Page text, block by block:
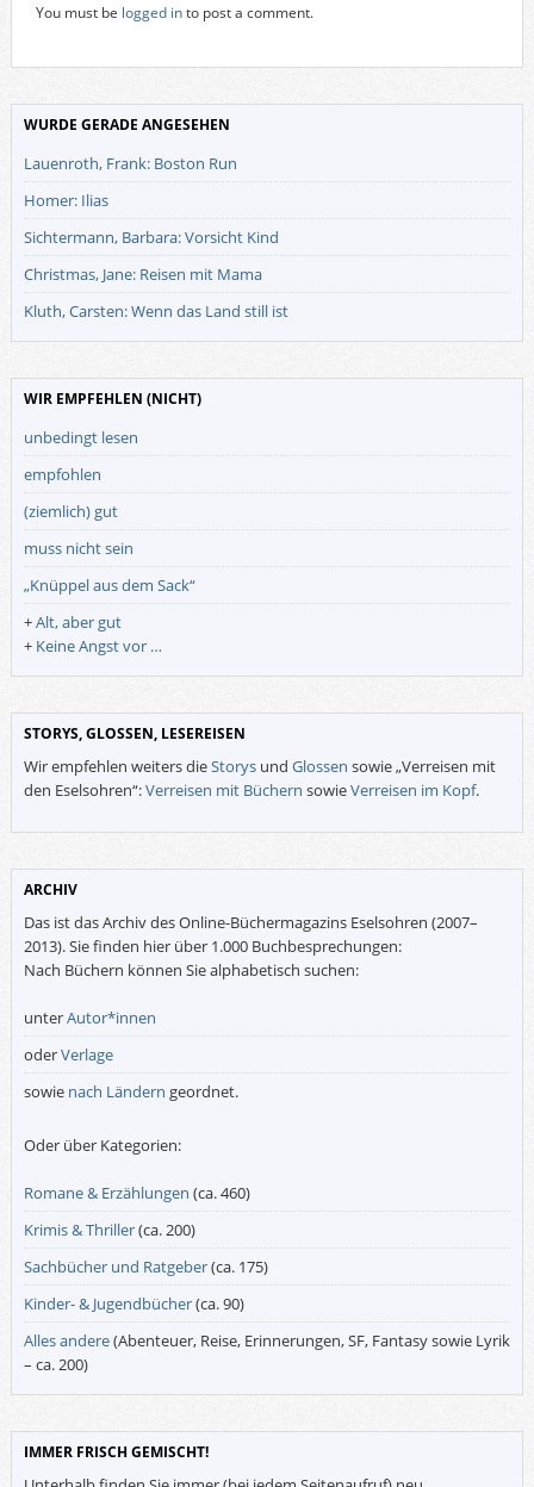
You must be logged into post a comment.
WURDE GERADE ANGESEHEN
Lauenroth, Frank: Boston Run
Homer: Ilias
Sichtermann, Barbara: Vorsicht Kind
Christmas, Jane: Reisen mit Mama
Kluth, Carsten: Wenn das Land still ist
WIR EMPFEHLEN (NICHT)
unbedingt lesen
empfohlen
(ziemlich) gut
muss nicht sein
„Knüppel aus dem Sack“
+Alt, aber gut
+ Keine Angst vor …
STORYS, GLOSSEN, LESEREISEN
Wir empfehlen weiters dieStorysund Glossen sowie „Verreisen mit
den Eselsohren“:Verreisen mit Büchern sowieVerreisen im Kopf.
ARCHIV
Das ist das Archiv des Online-Büchermagazins Eselsohren (2007–
2013). Sie finden hier über 1.000 Buchbesprechungen:
Nach Büchern können Sie alphabetisch suchen:
unterAutor*innen
oderVerlage
sowie nach Ländern geordnet.
Oder über Kategorien:
Romane & Erzählungen (ca. 460)
Krimis & Thriller(ca. 200)
Sachbücher und Ratgeber(ca. 175)
Kinder- & Jugendbücher(ca. 90)
Alles andere(Abenteuer, Reise, Erinnerungen, SF, Fantasy sowie Lyrik
– ca. 200)
IMMER FRISCH GEMISCHT!